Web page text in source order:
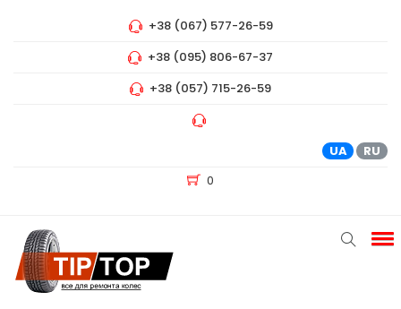
+38 (067) 577-26-59
+38 (095) 806-67-37
+38 (057) 715-26-59
UA
RU
0